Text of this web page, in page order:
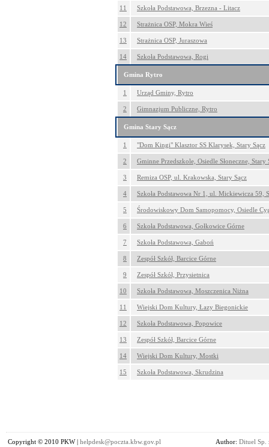
11 Szkoła Podstawowa, Brzezna - Litacz
12 Strażnica OSP, Mokra Wieś
13 Strażnica OSP, Juraszowa
14 Szkoła Podstawowa, Rogi
Gmina Rytro
1 Urząd Gminy, Rytro
2 Gimnazjum Publiczne, Rytro
Gmina Stary Sącz
1 "Dom Kingi" Klasztor SS Klarysek, Stary Sącz
2 Gminne Przedszkole, Osiedle Słoneczne, Stary
3 Remiza OSP, ul. Krakowska, Stary Sącz
4 Szkoła Podstawowa Nr 1, ul. Mickiewicza 59,
5 Środowiskowy Dom Samopomocy, Osiedle
6 Szkoła Podstawowa, Gołkowice Górne
7 Szkoła Podstawowa, Gaboń
8 Zespół Szkół, Barcice Górne
9 Zespół Szkół, Przysietnica
10 Szkoła Podstawowa, Moszczenica Niżna
11 Wiejski Dom Kultury, Łazy Biegonickie
12 Szkoła Podstawowa, Popowice
13 Zespół Szkół, Barcice Górne
14 Wiejski Dom Kultury, Mostki
15 Szkoła Podstawowa, Skrudzina
Copyright © 2010 PKW | helpdesk@poczta.kbw.gov.pl Author: Dituel Sp.